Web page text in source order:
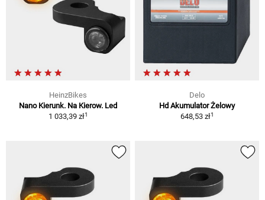
HeinzBikes
Nano Kierunk. Na Kierow. Led
1 033,39 zł1
Delo
Hd Akumulator Żelowy
648,53 zł1